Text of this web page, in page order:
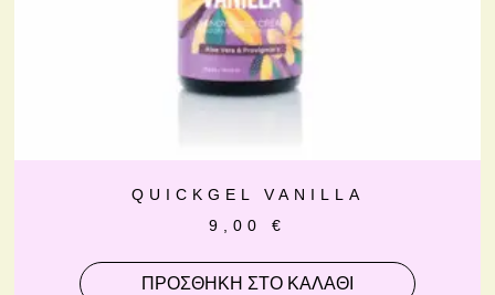
QUICKGEL VANILLA
9,00 €
ΠΡΟΣΘΉΚΗ ΣΤΟ ΚΑΛΆΘΙ